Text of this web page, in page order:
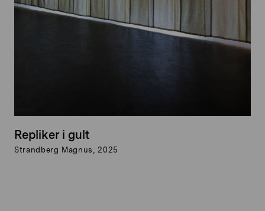
Repliker i gult
Strandberg Magnus, 2025